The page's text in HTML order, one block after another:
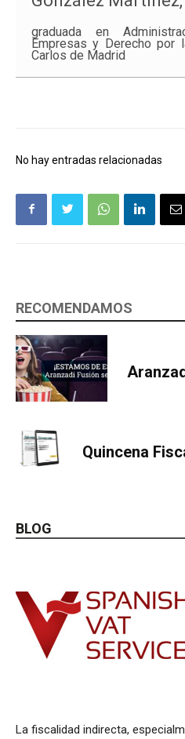
graduada en
Empresas y Derecho por
Carlos de Madrid
No hay entradas relacionadas
RECOMENDAMOS
Quincena
BLOG
La fiscalidad indirecta,